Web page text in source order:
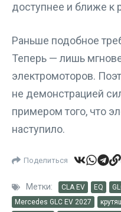
доступнее и ближе к
Раньше подобное
Теперь — лишь
электромоторов.
не демонстрацией
примером того, что
наступило.
Поделиться
Метки: CLA EV EQ
Mercedes GLC EV 2027